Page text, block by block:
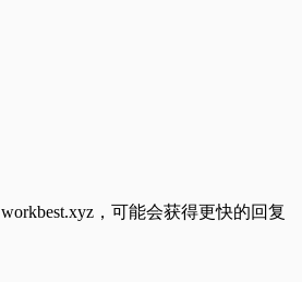
workbest.xyz ，可能会获得更快的回复